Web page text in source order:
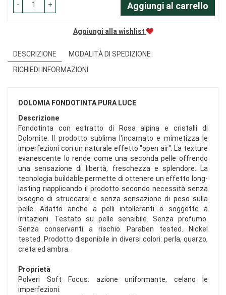
- + Aggiungi al carrello
Aggiungi alla wishlist
DESCRIZIONE
MODALITÀ DI SPEDIZIONE
RICHIEDI INFORMAZIONI
DOLOMIA FONDOTINTA PURA LUCE
Descrizione
Fondotinta con estratto di Rosa alpina e cristalli di
Dolomite. Il prodotto sublima l'incarnato e mimetizza le
imperfezioni con un naturale effetto "open air". La texture
evanescente lo rende come una seconda pelle offrendo
una sensazione di libertà, freschezza e splendore. La
tecnologia buildable permette di ottenere un effetto long-
lasting riapplicando il prodotto secondo necessità senza
bisogno di struccarsi e senza sensazione di peso sulla
pelle. Adatto anche a pelli intolleranti o soggette a
irritazioni. Testato su pelle sensibile. Senza profumo.
Senza conservanti a rischio. Paraben tested. Nickel
tested. Prodotto disponibile in diversi colori: perla, quarzo,
creta ed ambra.
Proprietà
Polveri Soft Focus: azione uniformante, celano le
imperfezioni.